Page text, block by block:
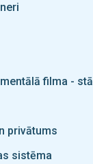
filma -
privātums
sistēma